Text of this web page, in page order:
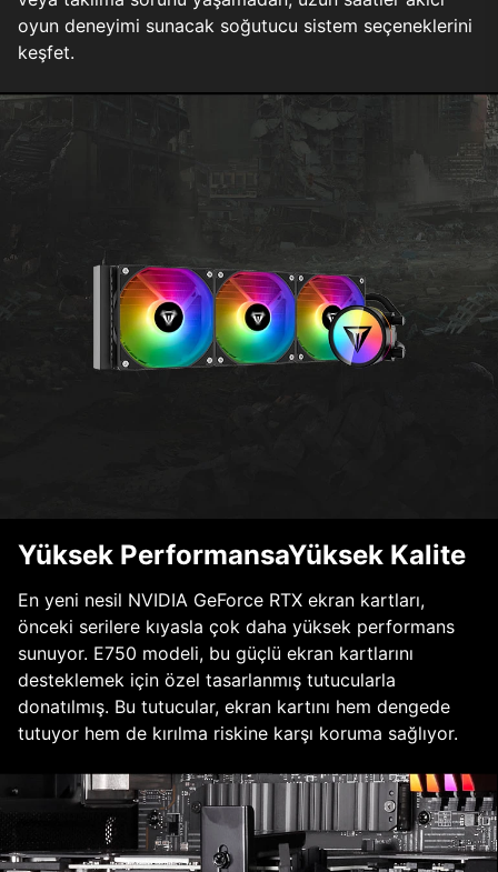
oyun deneyimi sunacak soğutucu sistem seçeneklerini
keşfet.
Yüksek PerformansaYüksek Kalite
En yeni nesil NVIDIA GeForce RTX ekran kartları,
önceki serilere kıyasla çok daha yüksek performans
sunuyor. E750 modeli, bu güçlü ekran kartlarını
desteklemek için özel tasarlanmış tutucularla
donatılmış. Bu tutucular, ekran kartını hem dengede
tutuyor hem de kırılma riskine karşı koruma sağlıyor.